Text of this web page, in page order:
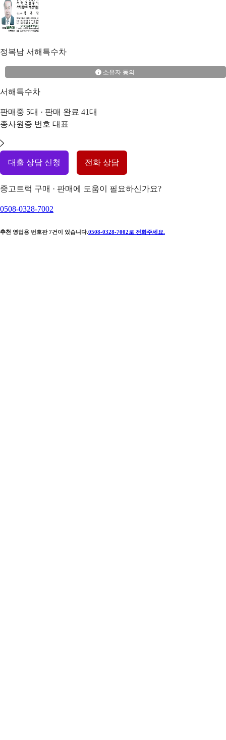
정복남 서해특수차
소유자 동의
서해특수차
판매중 5대 · 판매 완료 41대
종사원증 번호 대표
대출 상담 신청 전화 상담
중고트럭 구매 · 판매에 도움이 필요하신가요?
0508-0328-7002
추천 영업용 번호판 7건이 있습니다.0508-0328-7002 로 전화주세요.